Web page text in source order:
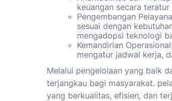
keuangan secara
Pengembangan
sesuai dengan
mengadopsi teknologi
Kemandirian
mengatur jadwal kerja,
Melalui pengelolaan yang baik
terjangkau bagi masyarakat.
yang berkualitas, efisien, dan